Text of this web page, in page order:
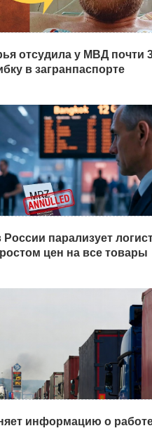
отечественного
предпринимателя в
тысячи
отсудила у МВД почти
в загранпаспорте
края успешно отсудила у
рублей за грубую
сорвала семейный
задержанию на
парализует
цен на все товары
информацию о